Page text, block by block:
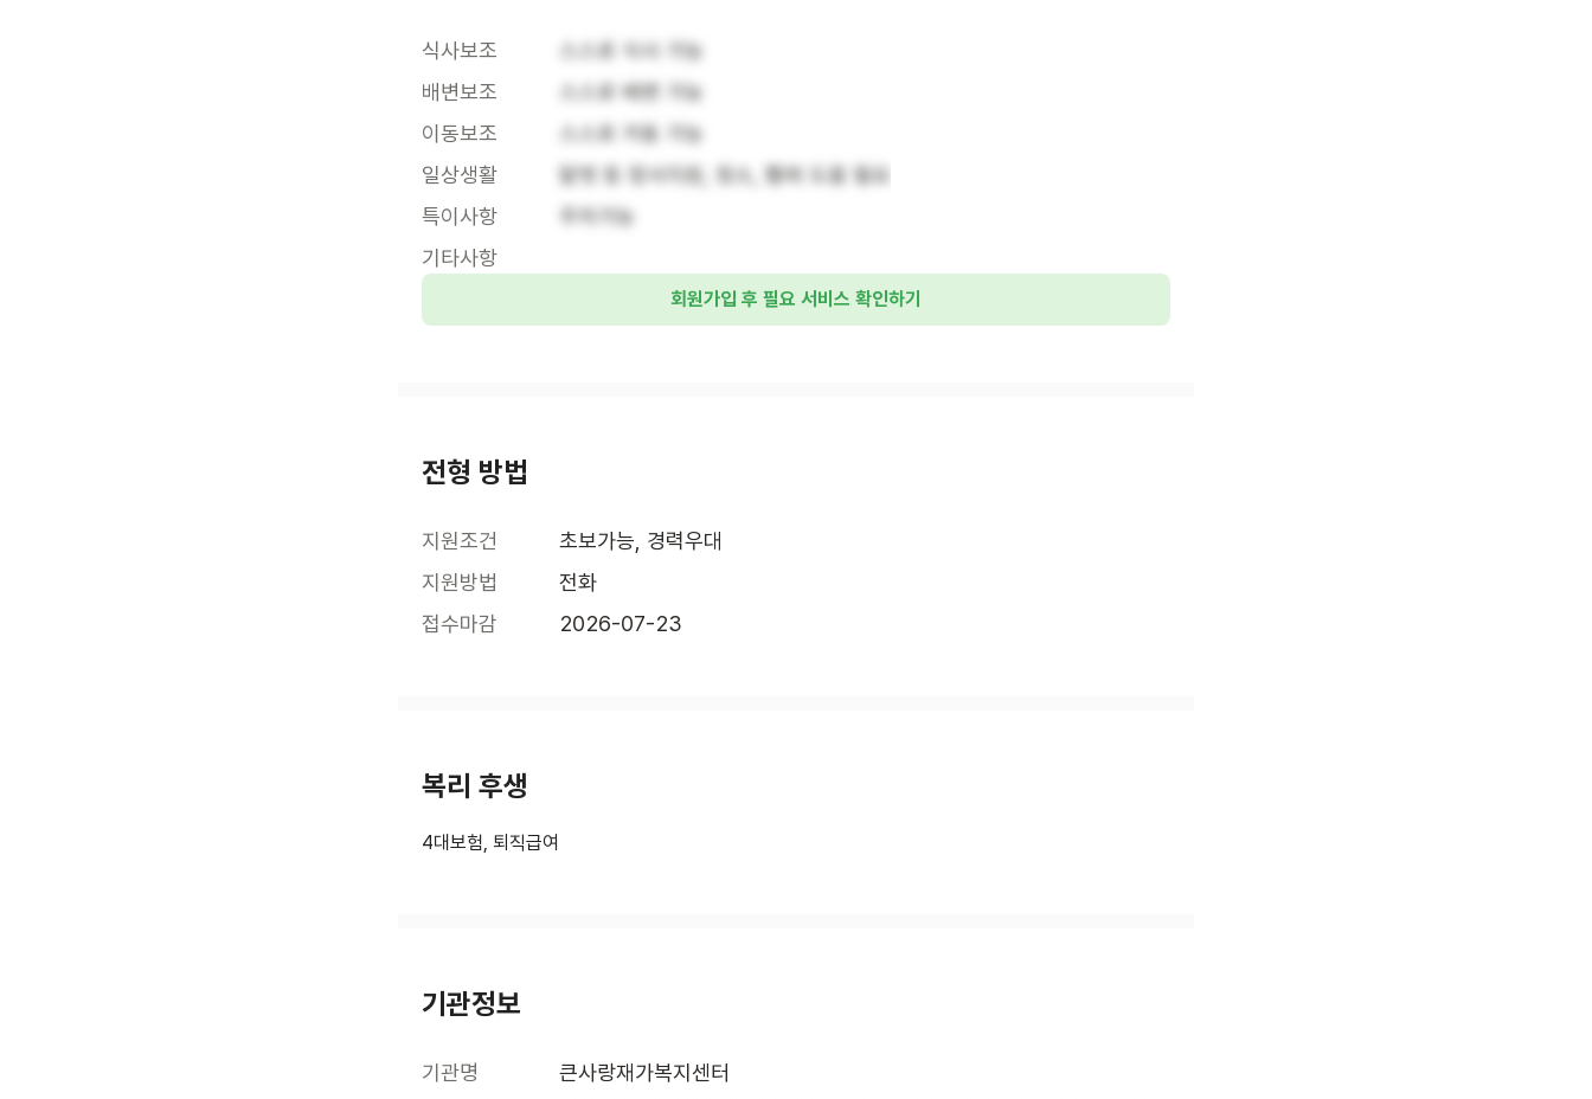
식사보조
스스로 식사 가능
배변보조
스스로 배변 가능
이동보조
스스로 거동 가능
일상생활
말벗 등 정서지원, 청소, 빨래 도움 필요
특이사항
주차가능
기타사항
회원가입 후 필요 서비스 확인하기
전형 방법
지원조건
초보가능, 경력우대
지원방법
전화
접수마감
2026-07-23
복리 후생
4대보험, 퇴직급여
기관정보
기관명
큰사랑재가복지센터